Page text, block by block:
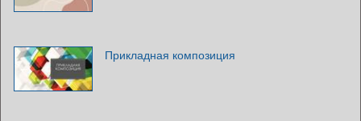
Прикладная композиция